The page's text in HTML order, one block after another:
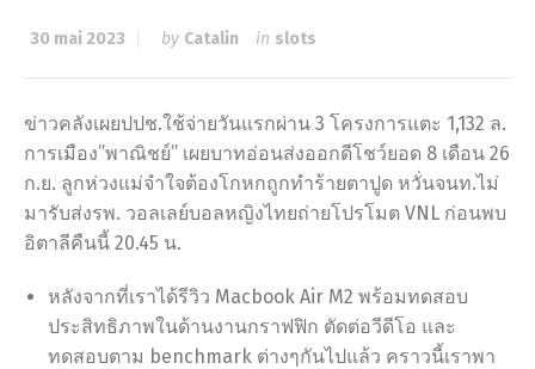
30 mai 2023 by Catalin in slots
ข่าวคลังเผยปปช.ใช้จ่ายวันแรกผ่าน 3 โครงการแตะ 1,132 ล.
การเมือง”พาณิชย์” เผยบาทอ่อนส่งออกดีโชว์ยอด 8 เดือน 26
ก.ย. ลูกห่วงแม่จำใจต้องโกหกถูกทำร้ายตาปูด หวั่นจนท.ไม่
มารับส่งรพ. วอลเลย์บอลหญิงไทยถ่ายโปรโมต VNL ก่อนพบ
อิตาลีคืนนี้ 20.45 น.
หลังจากที่เราได้รีวิว Macbook Air M2 พร้อมทดสอบ
ประสิทธิภาพในด้านงานกราฟฟิก ตัดต่อวีดีโอ และ
ทดสอบตาม benchmark ต่างๆกันไปแล้ว คราวนี้เราพา